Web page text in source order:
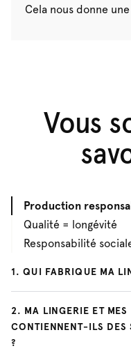
Cela nous donne
Vous
Production
Qualité = longévité
Responsabilité
1.QUI FABRIQUE MA
2. MA LINGERIE ET
CONTIENNENT-ILS DES
?